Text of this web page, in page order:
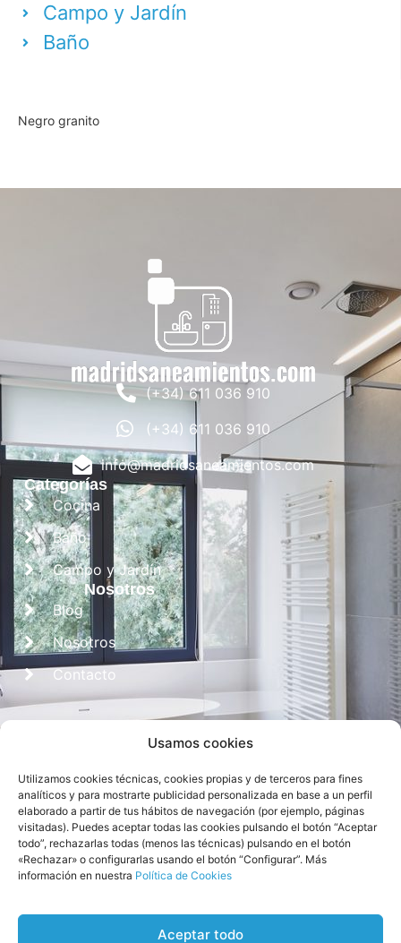
Usamos cookies
Utilizamos cookies técnicas, cookies propias y de terceros para fines
analíticos y para mostrarte publicidad personalizada en base a un perfil
elaborado a partir de tus hábitos de navegación (por ejemplo, páginas
visitadas). Puedes aceptar todas las cookies pulsando el botón “Aceptar
todo”, rechazarlas todas (menos las técnicas) pulsando en el botón
«Rechazar» o configurarlas usando el botón “Configurar”. Más
información en nuestra Política de Cookies
Aceptar todo
Campo y Jardín
Baño
Negro granito
(+34) 611 036 910
(+34) 611 036 910
info@madridsaneamientos.com
Categorías
Cocina
Baño
Campo y Jardín
Nosotros
Blog
Nosotros
Contacto
Diseñado porCROS Solutions